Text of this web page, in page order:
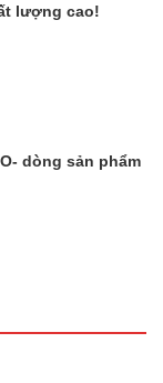
lượng cao!
dòng sản phẩm